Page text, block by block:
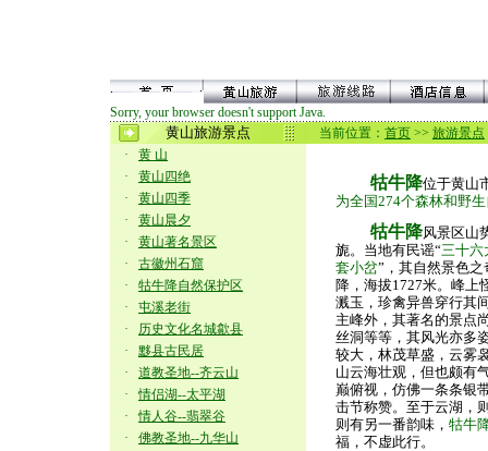
Sorry, your browser doesn't support Java.
黄山旅游景点
·
黄 山
·
黄山四绝
·
黄山四季
·
黄山晨夕
·
黄山著名景区
·
古徽州石窟
·
牯牛降自然保护区
·
屯溪老街
·
历史文化名城歙县
·
黟县古民居
·
道教圣地--齐云山
·
情侣湖--太平湖
·
情人谷--翡翠谷
·
佛教圣地--九华山
当前位置： 首页 >> 旅游景点
牯牛降位于黄山
为全国274个森林和野
牯牛降风景区山
旎。当地有民谣“三十六
套小岔”，其自然景色
降，海拔1727米。峰上
溅玉，珍禽异兽穿行其
主峰外，其著名的景点
丝洞等等，其风光亦多
较大，林茂草盛，云雾
山云海壮观，但也颇有
巅俯视，仿佛一条条银
击节称赞。至于云湖，
则有另一番韵味， 牯牛
福，不虚此行。